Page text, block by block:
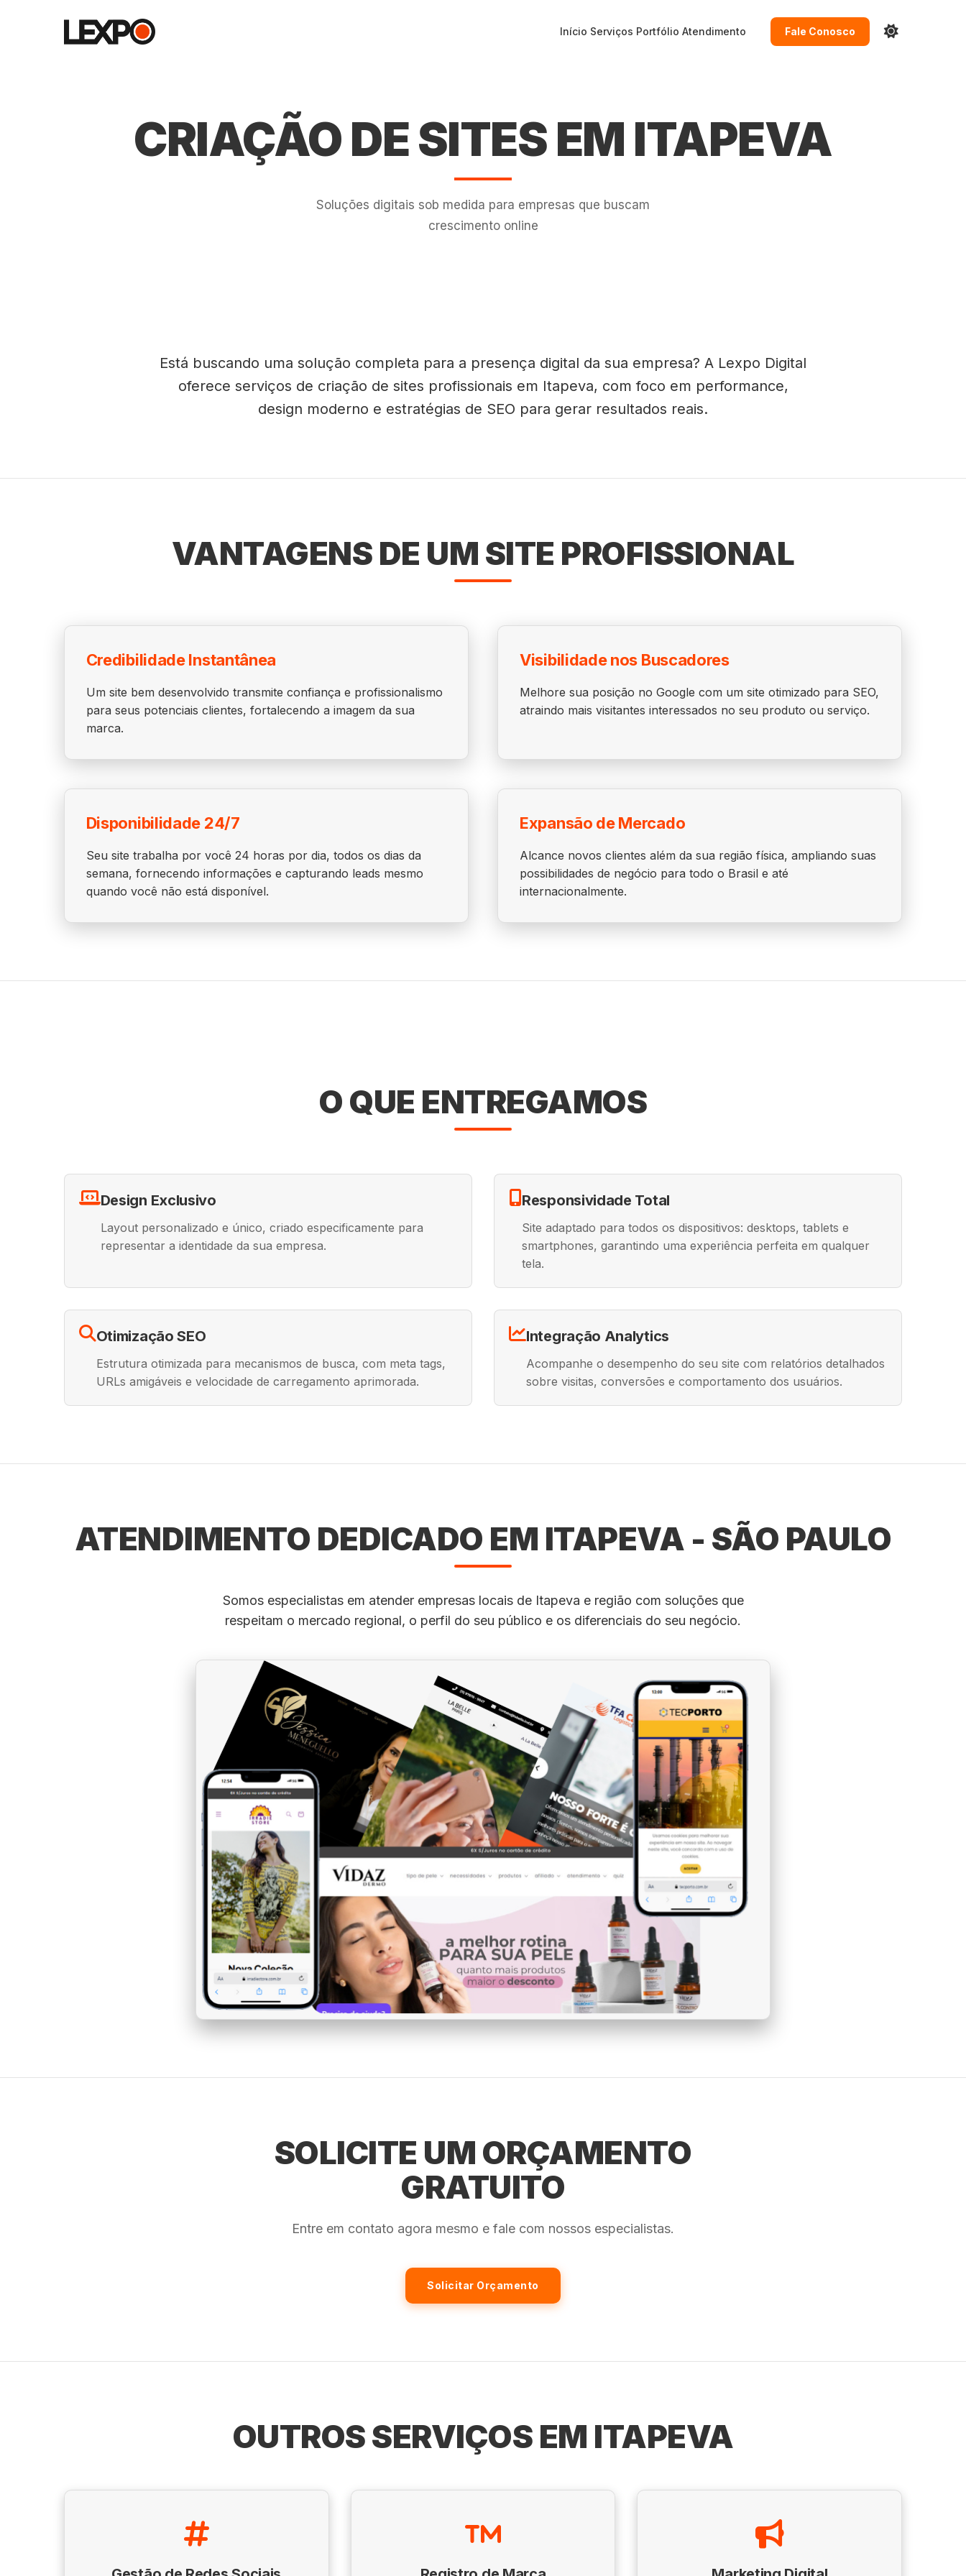
Início Serviços Portfólio Atendimento Fale Conosco
CRIAÇÃO DE SITES EM ITAPEVA
Soluções digitais sob medida para empresas que buscam
crescimento online
Está buscando uma solução completa para a presença digital da sua empresa? A Lexpo Digital
oferece serviços de criação de sites profissionais em Itapeva, com foco em performance,
design moderno e estratégias de SEO para gerar resultados reais.
VANTAGENS DE UM SITE PROFISSIONAL
Credibilidade Instantânea
Um site bem desenvolvido transmite confiança e profissionalismo
para seus potenciais clientes, fortalecendo a imagem da sua
marca.
Visibilidade nos Buscadores
Melhore sua posição no Google com um site otimizado para SEO,
atraindo mais visitantes interessados no seu produto ou serviço.
Disponibilidade 24/7
Seu site trabalha por você 24 horas por dia, todos os dias da
semana, fornecendo informações e capturando leads mesmo
quando você não está disponível.
Expansão de Mercado
Alcance novos clientes além da sua região física, ampliando suas
possibilidades de negócio para todo o Brasil e até
internacionalmente.
O QUE ENTREGAMOS
Design Exclusivo
Layout personalizado e único, criado especificamente para
representar a identidade da sua empresa.
Responsividade Total
Site adaptado para todos os dispositivos: desktops, tablets e
smartphones, garantindo uma experiência perfeita em qualquer
tela.
Otimização SEO
Estrutura otimizada para mecanismos de busca, com meta tags,
URLs amigáveis e velocidade de carregamento aprimorada.
Integração Analytics
Acompanhe o desempenho do seu site com relatórios detalhados
sobre visitas, conversões e comportamento dos usuários.
ATENDIMENTO DEDICADO EM ITAPEVA - SÃO PAULO
Somos especialistas em atender empresas locais de Itapeva e região com soluções que
respeitam o mercado regional, o perfil do seu público e os diferenciais do seu negócio.
SOLICITE UM ORÇAMENTO
GRATUITO
Entre em contato agora mesmo e fale com nossos especialistas.
Solicitar Orçamento
OUTROS SERVIÇOS EM ITAPEVA